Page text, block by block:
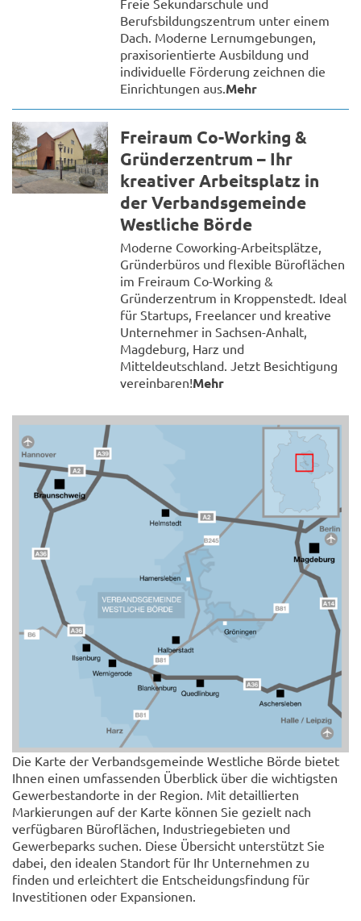
Berufsbildungszentrum unter einem
Dach. Moderne Lernumgebungen,
praxisorientierte Ausbildung und
individuelle Förderung zeichnen die
Einrichtungen aus. Mehr
Freiraum Co-Working &
Gründerzentrum – Ihr
kreativer Arbeitsplatz in
der Verbandsgemeinde
Westliche Börde
Moderne Coworking-Arbeitsplätze,
Gründerbüros und flexible Büroflächen
im Freiraum Co-Working &
Gründerzentrum in Kroppenstedt. Ideal
für Startups, Freelancer und kreative
Unternehmer in Sachsen-Anhalt,
Magdeburg, Harz und
Mitteldeutschland. Jetzt Besichtigung
vereinbaren!Mehr
Die Karte der Verbandsgemeinde Westliche Börde bietet
Ihnen einen umfassenden Überblick über die wichtigsten
Gewerbestandorte in der Region. Mit detaillierten
Markierungen auf der Karte können Sie gezielt nach
verfügbaren Büroflächen, Industriegebieten und
Gewerbeparks suchen. Diese Übersicht unterstützt Sie
dabei, den idealen Standort für Ihr Unternehmen zu
finden und erleichtert die Entscheidungsfindung für
Investitionen oder Expansionen.